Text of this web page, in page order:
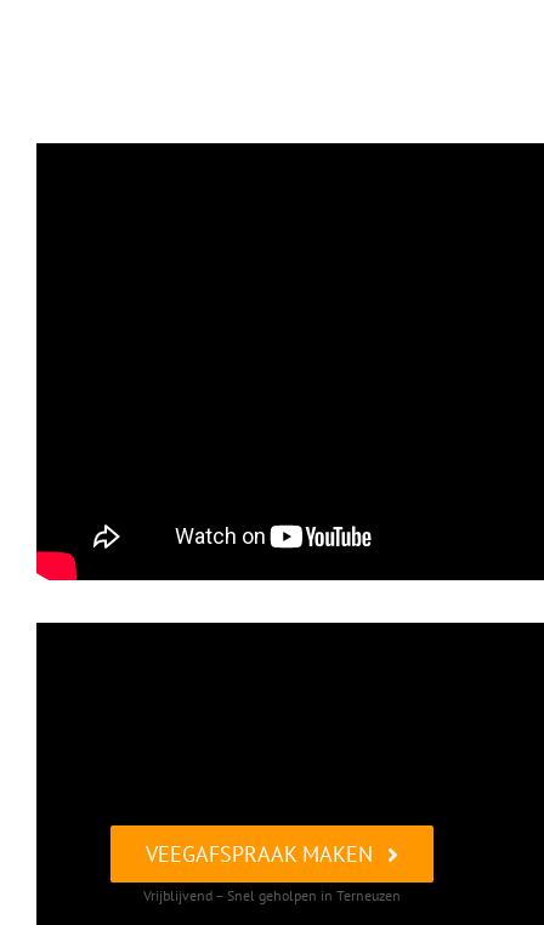
VEEGAFSPRAAK MAKEN
Vrijblijvend – Snel geholpen in Terneuzen